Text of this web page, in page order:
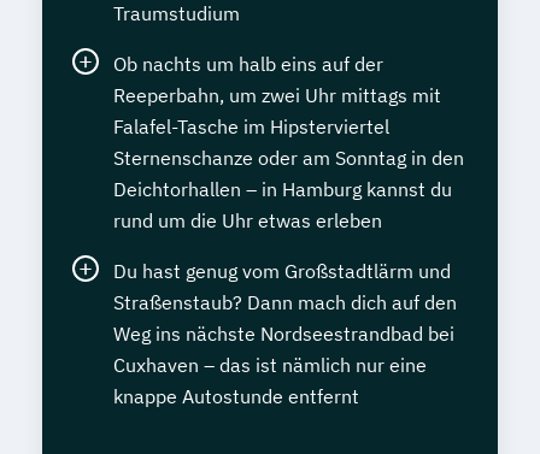
Traumstudium
Ob nachts um halb eins auf der
Reeperbahn, um zwei Uhr mittags mit
Falafel-Tasche im Hipsterviertel
Sternenschanze oder am Sonntag in den
Deichtorhallen – in Hamburg kannst du
rund um die Uhr etwas erleben
Du hast genug vom Großstadtlärm und
Straßenstaub? Dann mach dich auf den
Weg ins nächste Nordseestrandbad bei
Cuxhaven – das ist nämlich nur eine
knappe Autostunde entfernt